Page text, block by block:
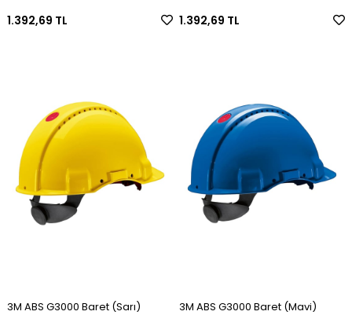
1.392,69 TL 1.392,69 TL
3M ABS G3000 Baret (Sarı) 3M ABS G3000 Baret (Mavi)